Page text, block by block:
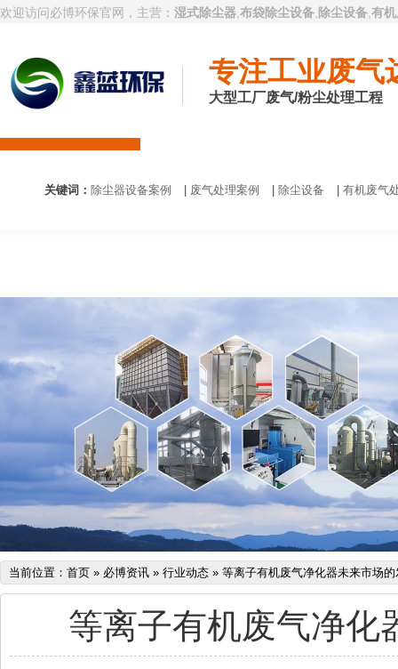
欢迎访问必博环保官网，主营： 湿式除尘器 布袋除尘设备 除尘设备 有
专注工业废气
大型工厂废气/粉尘处理工程
关键词： 除尘器设备案例 废气处理案例 除尘设备 有机废气
当前位置： 首页 » 必博资讯 » 行业动态 » 等离子有机废气净化器未来市场
等离子有机废气净化